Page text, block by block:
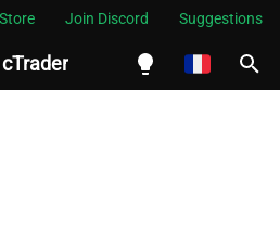
Join Discord Suggestions